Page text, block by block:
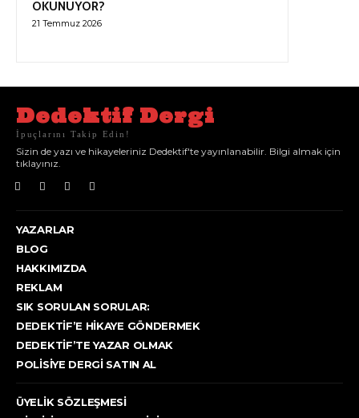
OKUNUYOR?
21 Temmuz 2026
Dedektif Dergi
İpuçlarını Takip Edin!
Sizin de yazı ve hikayeleriniz Dedektif'te yayınlanabilir. Bilgi almak için
tıklayınız.
YAZARLAR
BLOG
HAKKIMIZDA
REKLAM
SIK SORULAN SORULAR:
DEDEKTIF’E HIKAYE GÖNDERMEK
DEDEKTIF’TE YAZAR OLMAK
POLISIYE DERGI SATIN AL
ÜYELIK SÖZLEŞMESI